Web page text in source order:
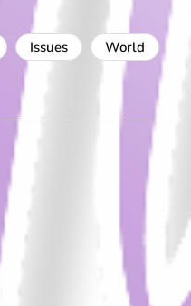
Issues World